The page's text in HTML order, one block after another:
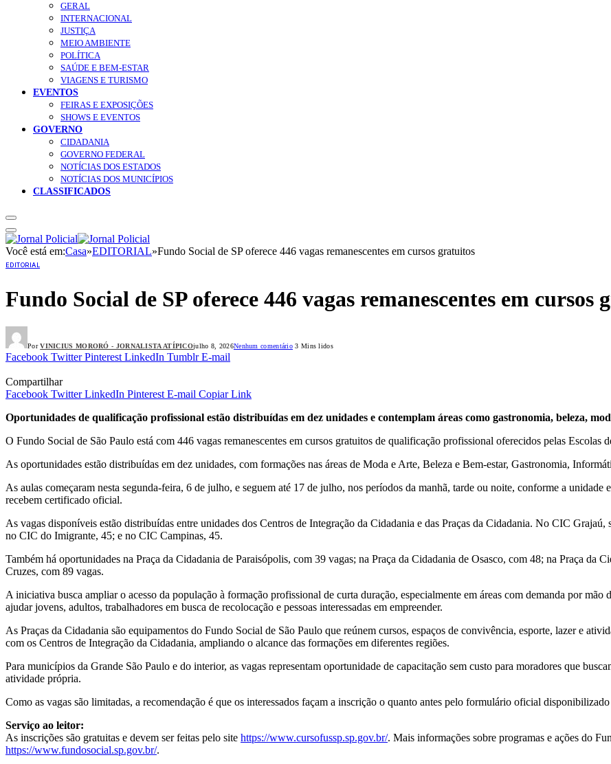
GERAL
INTERNACIONAL
JUSTIÇA
MEIO AMBIENTE
POLÍTICA
SAÚDE E BEM-ESTAR
VIAGENS E TURISMO
EVENTOS
FEIRAS E EXPOSIÇÕES
SHOWS E EVENTOS
GOVERNO
CIDADANIA
GOVERNO FEDERAL
NOTÍCIAS DOS ESTADOS
NOTÍCIAS DOS MUNICÍPIOS
CLASSIFICADOS
Você está em:Casa»EDITORIAL»Fundo Social de SP oferece 446 vagas remanescentes em cursos gratuitos
EDITORIAL
Fundo Social de SP oferece 446 vagas remanescentes em cursos
Por VINICIUS MORORÓ - JORNALISTA ATÍPICOjulho 8, 2026Nenhum comentário 3 Mins lidos
Facebook Twitter Pinterest LinkedIn Tumblr E-mail
Compartilhar
Facebook Twitter LinkedIn Pinterest E-mail Copiar Link
Oportunidades de qualificação profissional estão distribuídas em dez unidades e contemplam áreas como gastronomia, beleza,
O Fundo Social de São Paulo está com 446 vagas remanescentes em cursos gratuitos de qualificação profissional oferecidos pelas Escolas
As oportunidades estão distribuídas em dez unidades, com formações nas áreas de Moda e Arte, Beleza e Bem-estar, Gastronomia,
As aulas começaram nesta segunda-feira, 6 de julho, e seguem até 17 de julho, nos períodos da manhã, tarde ou noite, conforme a
recebem certificado oficial.
As vagas disponíveis estão distribuídas entre unidades dos Centros de Integração da Cidadania e das Praças da Cidadania. No CIC
no CIC do Imigrante, 45; e no CIC Campinas, 45.
Também há oportunidades na Praça da Cidadania de Paraisópolis, com 39 vagas; na Praça da Cidadania de Osasco, com 48; na Praça da
Cruzes, com 89 vagas.
A iniciativa busca ampliar o acesso da população à formação profissional de curta duração, especialmente em áreas com demanda por
ajudar jovens, adultos, trabalhadores em busca de recolocação e pessoas interessadas em empreender.
As Praças da Cidadania são equipamentos do Fundo Social de São Paulo que reúnem cursos, espaços de convivência, esporte, lazer e
com os Centros de Integração da Cidadania, ampliando o alcance das formações em diferentes regiões.
Para municípios da Grande São Paulo e do interior, as vagas representam oportunidade de capacitação sem custo para moradores que
atividade própria.
Como as vagas são limitadas, a recomendação é que os interessados façam a inscrição o quanto antes pelo formulário oficial
Serviço ao leitor:
As inscrições são gratuitas e devem ser feitas pelo site https://www.cursofussp.sp.gov.br/. Mais informações sobre programas e ações do
https://www.fundosocial.sp.gov.br/.